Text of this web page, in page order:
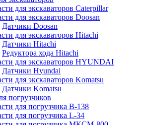
для экскаваторов Caterpillar
для экскаваторов Doosan
Датчики Doosan
для экскаваторов Hitachi
Датчики Hitachi
Редуктора хода Hitachi
для экскаваторов HYUNDAI
Датчики Hyundai
для экскаваторов Komatsu
Датчики Komatsu
погрузчиков
для погрузчика B-138
для погрузчика L-34